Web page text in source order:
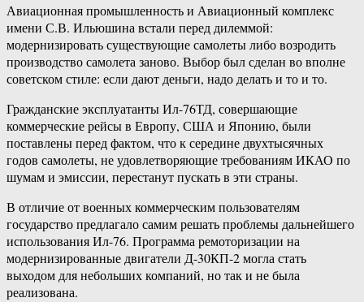
Авиационная промышленность и Авиационный комплекс
имени С.В. Ильюшина встали перед дилеммой:
модернизировать существующие самолеты либо возродить
производство самолета заново. Выбор был сделан во вполне
советском стиле: если дают деньги, надо делать и то и то.
Гражданские эксплуатанты Ил-76ТД, совершающие
коммерческие рейсы в Европу, США и Японию, были
поставлены перед фактом, что к середине двухтысячных
годов самолеты, не удовлетворяющие требованиям ИКАО по
шумам и эмиссии, перестанут пускать в эти страны.
В отличие от военных коммерческим пользователям
государство предлагало самим решать проблемы дальнейшего
использования Ил-76. Программа ремоторизации на
модернизированные двигатели Д-30КП-2 могла стать
выходом для небольших компаний, но так и не была
реализована.